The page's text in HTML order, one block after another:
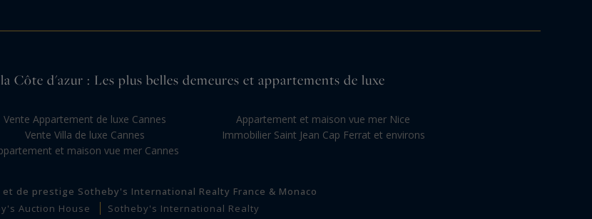
Côte d'azur : Les plus belles demeures et appartements de luxe
Vente Appartement de luxe Cannes
Vente Villa de luxe Cannes
et maison vue mer Cannes
Appartement et maison vue mer Nice
Immobilier Saint Jean Cap Ferrat et environs
de prestige Sotheby's International Realty France & Monaco
Auction House
Sotheby's International Realty